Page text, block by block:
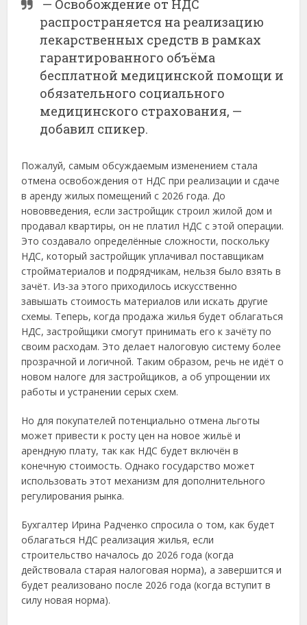
— Освобождение от НДС
распространяется на реализацию
лекарственных средств в рамках
гарантированного объёма
бесплатной медицинской помощи и
обязательного социального
медицинского страхования, —
добавил спикер.
Пожалуй, самым обсуждаемым изменением стала
отмена освобождения от НДС при реализации и сдаче
в аренду жилых помещений с 2026 года. До
нововведения, если застройщик строил жилой дом и
продавал квартиры, он не платил НДС с этой операции.
Это создавало определённые сложности, поскольку
НДС, который застройщик уплачивал поставщикам
стройматериалов и подрядчикам, нельзя было взять в
зачёт. Из-за этого приходилось искусственно
завышать стоимость материалов или искать другие
схемы. Теперь, когда продажа жилья будет облагаться
НДС, застройщики смогут принимать его к зачёту по
своим расходам. Это делает налоговую систему более
прозрачной и логичной. Таким образом, речь не идёт о
новом налоге для застройщиков, а об упрощении их
работы и устранении серых схем.
Но для покупателей потенциально отмена льготы
может привести к росту цен на новое жильё и
арендную плату, так как НДС будет включён в
конечную стоимость. Однако государство может
использовать этот механизм для дополнительного
регулирования рынка.
Бухгалтер Ирина Радченко спросила о том, как будет
облагаться НДС реализация жилья, если
строительство началось до 2026 года (когда
действовала старая налоговая норма), а завершится и
будет реализовано после 2026 года (когда вступит в
силу новая норма).